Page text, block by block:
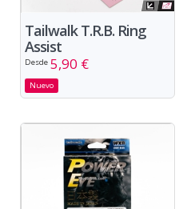
Tailwalk T.R.B. Ring
Assist
Desde 5,90 €
Nuevo